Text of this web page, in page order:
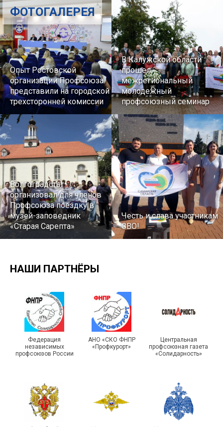
Опыт Ростовской
организации Профсоюза
представили на городской
трехсторонней комиссии
В Калужской области
прошел
межрегиональный
молодежный
профсоюзный семинар
Волгоградстат
организовал для членов
Профсоюза поездку в
музей-заповедник
«Старая Сарепта»
Честь и слава участникам
СВО!
IX Туристический слёт
Московской городской
организации Профсоюза
Турслет и Спартакиада –
праздники спорта и
туризма прошли в Омской
области
ФОТОГАЛЕРЕЯ
НАШИ ПАРТНЁРЫ
Федерация
независимых
профсоюзов России
АНО «СКО ФНПР
«Профкурорт»
Центральная
профсоюзная газета
«Солидарность»